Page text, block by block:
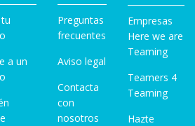
a un
Preguntas
frecuentes
Aviso legal
Contacta
con
nosotros
Empresas
Here we are
Teaming
Teamers 4
Teaming
Hazte